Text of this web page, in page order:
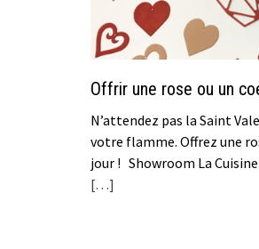
Offrir une rose ou un
N’attendez pas la Saint
votre flamme. Offrez une
jour ! Showroom La Cuisine
[…]